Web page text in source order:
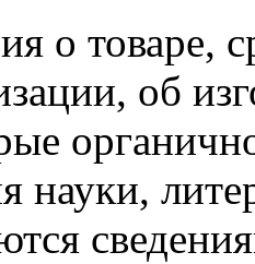
о товаре,
об
науки,